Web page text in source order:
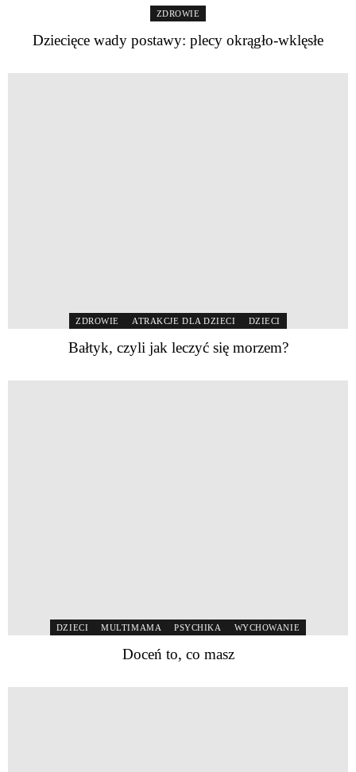
ZDROWIE
Dziecięce wady postawy: plecy okrągło-wklęsłe
ZDROWIE ATRAKCJE DLA DZIECI DZIECI
Bałtyk, czyli jak leczyć się morzem?
DZIECI MULTIMAMA PSYCHIKA WYCHOWANIE
Doceń to, co masz